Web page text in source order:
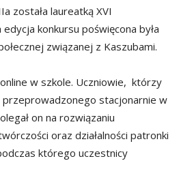
została laureatką XVI
konkursu poświęcona była
związanej z Kaszubami.
w szkole. Uczniowie, którzy
przeprowadzonego stacjonarnie w
on na rozwiązaniu
oraz działalności patronki
którego uczestnicy